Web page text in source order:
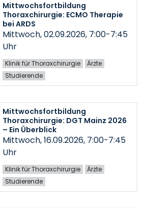
Mittwochsfortbildung
Thoraxchirurgie: ECMO Therapie
bei ARDS
Mittwoch, 02.09.2026, 7:00-7:45
Uhr
Klinik für Thoraxchirurgie
Ärzte
Studierende
Mittwochsfortbildung
Thoraxchirurgie: DGT Mainz 2026
– Ein Überblick
Mittwoch, 16.09.2026, 7:00-7:45
Uhr
Klinik für Thoraxchirurgie
Ärzte
Studierende